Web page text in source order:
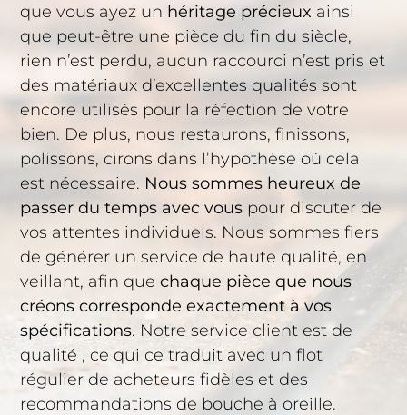
que vous ayez un héritage précieux ainsi
que peut-être une pièce du fin du siècle,
rien n’est perdu, aucun raccourci n’est pris et
des matériaux d’excellentes qualités sont
encore utilisés pour la réfection de votre
bien. De plus, nous restaurons, finissons,
polissons, cirons dans l’hypothèse où cela
est nécessaire. Nous sommes heureux de
passer du temps avec vous pour discuter de
vos attentes individuels. Nous sommes fiers
de générer un service de haute qualité, en
veillant, afin quechaque pièce que nous
créons corresponde exactement à vos
spécifications. Notre service client est de
qualité , ce qui ce traduit avec un flot
régulier de acheteurs fidèles et des
recommandations de bouche à oreille.